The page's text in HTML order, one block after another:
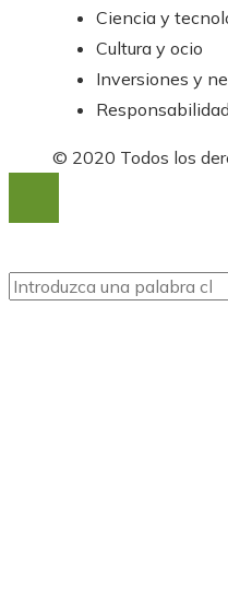
Ciencia y
Cultura y ocio
Inversiones y
© 2020 Todos los